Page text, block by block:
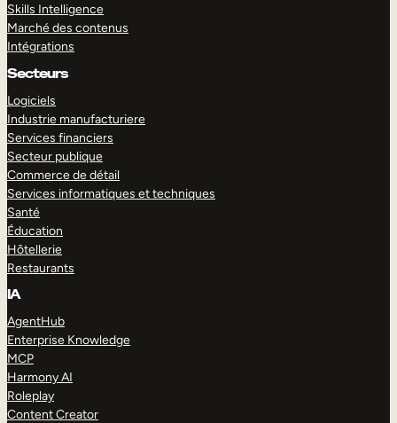
Skills Intelligence
Marché des contenus
Intégrations
Secteurs
Logiciels
Industrie manufacturiere
Services financiers
Secteur publique
Commerce de détail
Services informatiques et techniques
Santé
Éducation
Hôtellerie
Restaurants
IA
AgentHub
Enterprise Knowledge
MCP
Harmony AI
Roleplay
Content Creator